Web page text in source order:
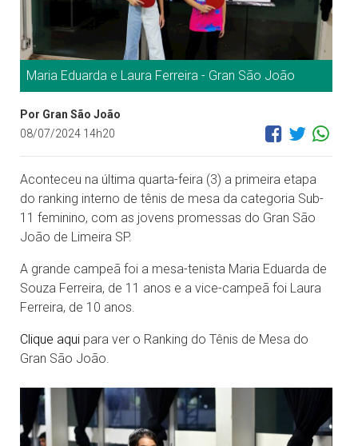
Maria Eduarda e Laura Ferreira - Gran São João
Por Gran São João
08/07/2024 14h20
Aconteceu na última quarta-feira (3) a primeira etapa
do ranking interno de tênis de mesa da categoria Sub-
11 feminino, com as jovens promessas do Gran São
João de Limeira SP.
A grande campeã foi a mesa-tenista Maria Eduarda de
Souza Ferreira, de 11 anos e a vice-campeã foi Laura
Ferreira, de 10 anos.
Clique aqui para ver o Ranking do Tênis de Mesa do
Gran São João.